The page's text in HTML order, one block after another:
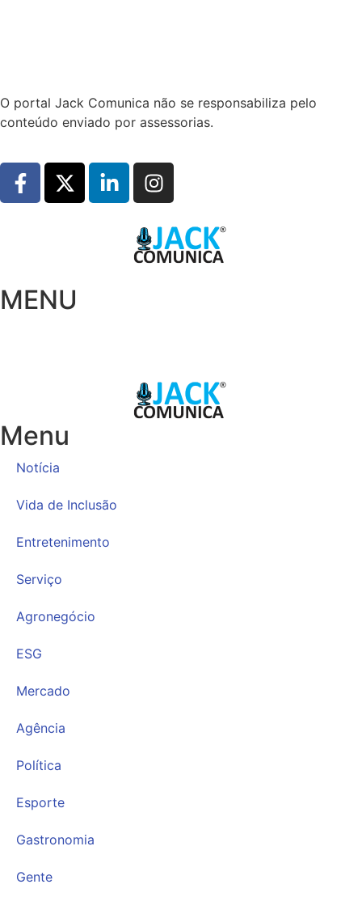
O portal Jack Comunica não se responsabiliza pelo
conteúdo enviado por assessorias.
MENU
Menu
Notícia
Vida de Inclusão
Entretenimento
Serviço
Agronegócio
ESG
Mercado
Agência
Política
Esporte
Gastronomia
Gente